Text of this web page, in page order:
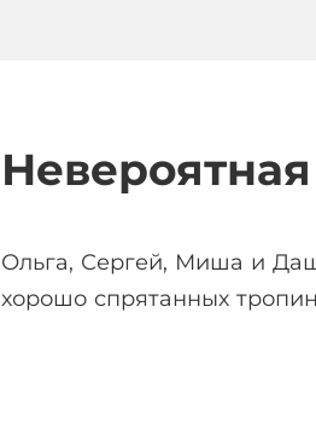
Ольга, Сергей, Миша и
хорошо спрятанных